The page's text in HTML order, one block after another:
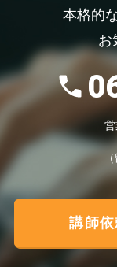
本格的
お
講師